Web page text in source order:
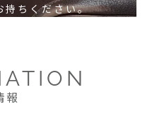
持ちください。
報